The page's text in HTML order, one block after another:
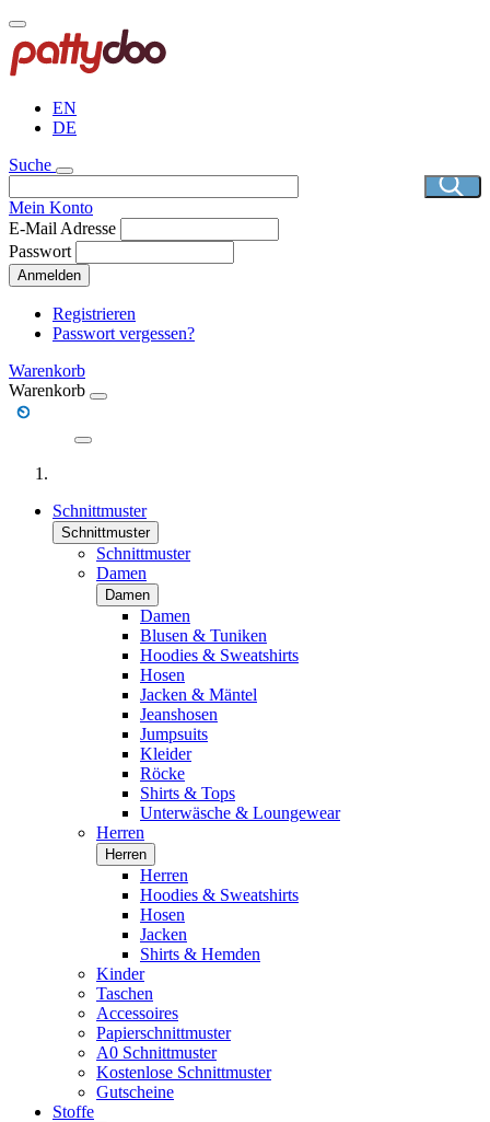
Direkt
zum
Inhalt
EN
DE
Suche
Mein Konto
E-Mail Adresse
Passwort
Anmelden
Registrieren
Passwort vergessen?
Warenkorb
Warenkorb
Schnittmuster
Schnittmuster
Schnittmuster
Damen
Damen
Damen
Blusen & Tuniken
Hoodies & Sweatshirts
Hosen
Jacken & Mäntel
Jeanshosen
Jumpsuits
Kleider
Röcke
Shirts & Tops
Unterwäsche & Loungewear
Herren
Herren
Herren
Hoodies & Sweatshirts
Hosen
Jacken
Shirts & Hemden
Kinder
Taschen
Accessoires
Papierschnittmuster
A0 Schnittmuster
Kostenlose Schnittmuster
Gutscheine
Stoffe